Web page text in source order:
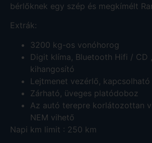
bérlőknek egy szép és megkímélt
Extrák:
3200 kg-os vonóhorog
Digit klíma, Bluetooth Hifi / CD
kihangosító
Lejtmenet vezérlő,
Zárható, üveges platódoboz
Az autó terepre korlátozottan
NEM vihető
Napi km limit : 250 km